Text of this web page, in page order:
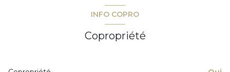
Chauffage individuel : radiateur (electrique)
exposition Sud-Ouest
INFO COPRO
Copropriété